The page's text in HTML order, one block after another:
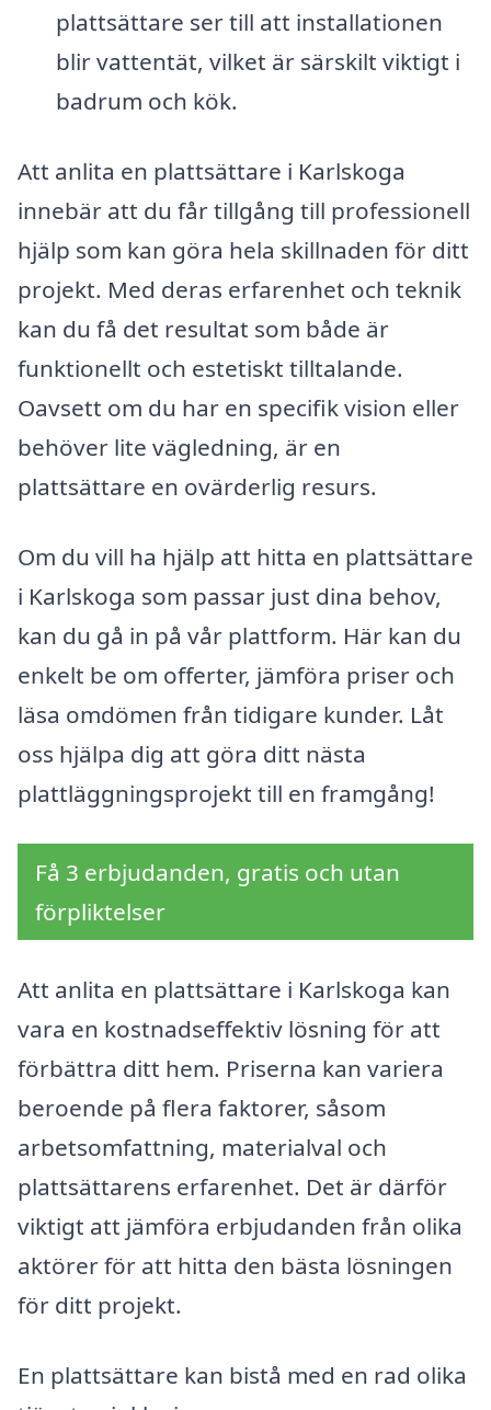
plattsättare ser till att installationen
blir vattentät, vilket är särskilt viktigt i
badrum och kök.
Att anlita en plattsättare i Karlskoga
innebär att du får tillgång till professionell
hjälp som kan göra hela skillnaden för ditt
projekt. Med deras erfarenhet och teknik
kan du få det resultat som både är
funktionellt och estetiskt tilltalande.
Oavsett om du har en specifik vision eller
behöver lite vägledning, är en
plattsättare en ovärderlig resurs.
Om du vill ha hjälp att hitta en plattsättare
i Karlskoga som passar just dina behov,
kan du gå in på vår plattform. Här kan du
enkelt be om offerter, jämföra priser och
läsa omdömen från tidigare kunder. Låt
oss hjälpa dig att göra ditt nästa
plattläggningsprojekt till en framgång!
Få 3 erbjudanden, gratis och utan
förpliktelser
Att anlita en plattsättare i Karlskoga kan
vara en kostnadseffektiv lösning för att
förbättra ditt hem. Priserna kan variera
beroende på flera faktorer, såsom
arbetsomfattning, materialval och
plattsättarens erfarenhet. Det är därför
viktigt att jämföra erbjudanden från olika
aktörer för att hitta den bästa lösningen
för ditt projekt.
En plattsättare kan bistå med en rad olika